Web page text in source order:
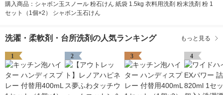
購入商品：シャボン玉スノール 粉石けん 紙袋 1.5kg 衣料用洗剤 粉末洗剤 粉 1
セット（1個×2） シャボン玉石けん
洗濯・柔軟剤・台所洗剤の人気ランキング もっと見る
1 2 3 4